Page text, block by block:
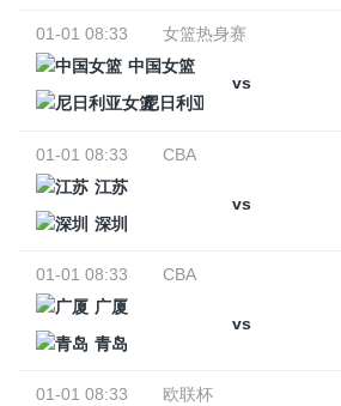
01-01 08:33
女篮热身赛
中国女篮
vs
尼日利亚女篮
01-01 08:33
CBA
江苏
vs
深圳
01-01 08:33
CBA
广厦
vs
青岛
01-01 08:33
欧联杯